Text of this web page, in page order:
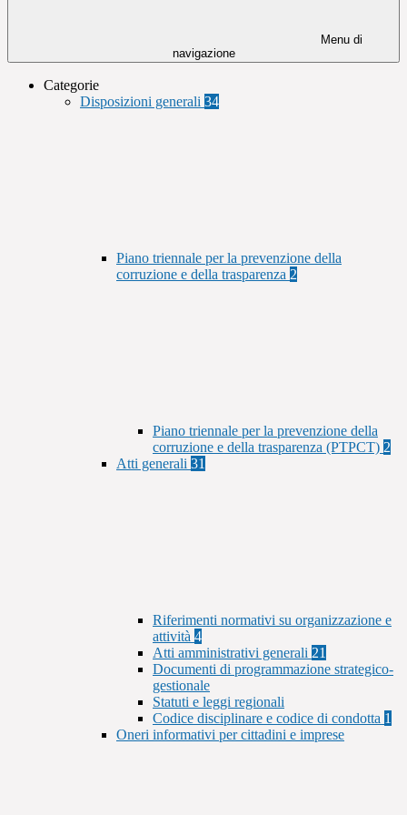
Menu di
navigazione
Categorie
Disposizioni generali 34
Piano triennale per la prevenzione della
corruzione e della trasparenza 2
Piano triennale per la prevenzione della
corruzione e della trasparenza (PTPCT) 2
Atti generali 31
Riferimenti normativi su organizzazione e
attività 4
Atti amministrativi generali 21
Documenti di programmazione strategico-
gestionale
Statuti e leggi regionali
Codice disciplinare e codice di condotta 1
Oneri informativi per cittadini e imprese